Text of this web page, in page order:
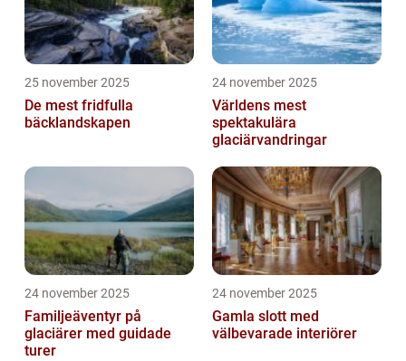
25 november 2025
De mest fridfulla
bäcklandskapen
24 november 2025
Världens mest
spektakulära
glaciärvandringar
24 november 2025
Familjeäventyr på
glaciärer med guidade
turer
24 november 2025
Gamla slott med
välbevarade interiörer